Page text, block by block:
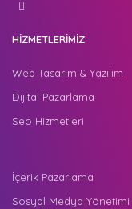
HİZMETLERİMİZ
Web Tasarım & Yazılım
Dijital Pazarlama
Seo Hizmetleri
İçerik Pazarlama
Sosyal Medya Yönetimi